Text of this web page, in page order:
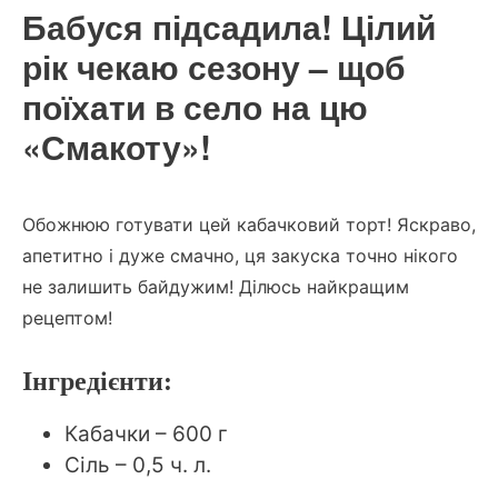
Бабуся підсадила! Цілий
рік чекаю сезону – щоб
поїхати в село на цю
«Смакоту»!
Обожнюю готувати цей кабачковий торт! Яскраво,
апетитно і дуже смачно, ця закуска точно нікого
не залишить байдужим! Ділюсь найкращим
рецептом!
Інгредієнти:
Кабачки – 600 г
Сіль – 0,5 ч. л.